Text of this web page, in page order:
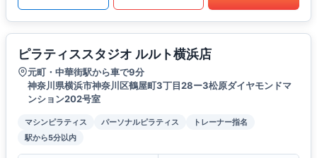
ピラティススタジオ ルルト横浜店
元町・中華街駅から車で9分
神奈川県横浜市神奈川区鶴屋町3丁目28ー3松原ダイヤモンドマ
ンション202号室
マシンピラティス パーソナルピラティス
トレーナー指名
駅から5分以内